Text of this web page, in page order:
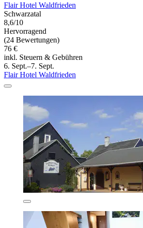
Flair Hotel Waldfrieden
Schwarzatal
8,6/10
Hervorragend
(24 Bewertungen)
76 €
inkl. Steuern & Gebühren
6. Sept.–7. Sept.
Flair Hotel Waldfrieden